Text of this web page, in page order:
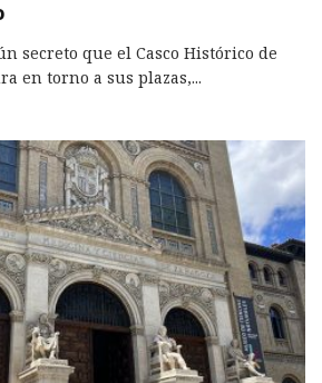
secreto que el Casco Histórico de
en torno a sus plazas,...